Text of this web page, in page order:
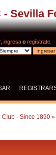
Sevilla
ingresa oregístrate
Club - Since 1890 »